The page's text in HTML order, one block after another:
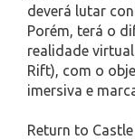
deverá lutar
Porém, terá o
realidade
Rift), com o
imersiva e
Return to